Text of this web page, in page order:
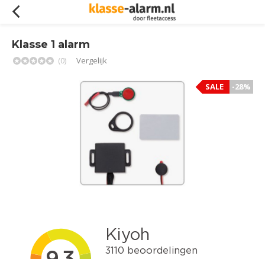
Klasse 1 alarm
(0) Vergelijk
-28%
SALE